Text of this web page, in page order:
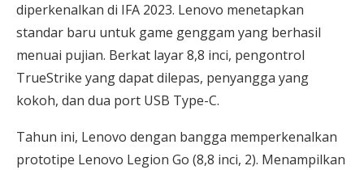
diperkenalkan di IFA 2023. Lenovo menetapkan
standar baru untuk game genggam yang berhasil
menuai pujian. Berkat layar 8,8 inci, pengontrol
TrueStrike yang dapat dilepas, penyangga yang
kokoh, dan dua port USB Type-C.
Tahun ini, Lenovo dengan bangga memperkenalkan
prototipe Lenovo Legion Go (8,8 inci, 2). Menampilkan